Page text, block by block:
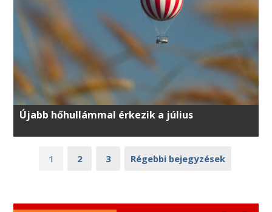
Újabb hőhullámmal érkezik a július
1 2 3 Régebbi bejegyzések